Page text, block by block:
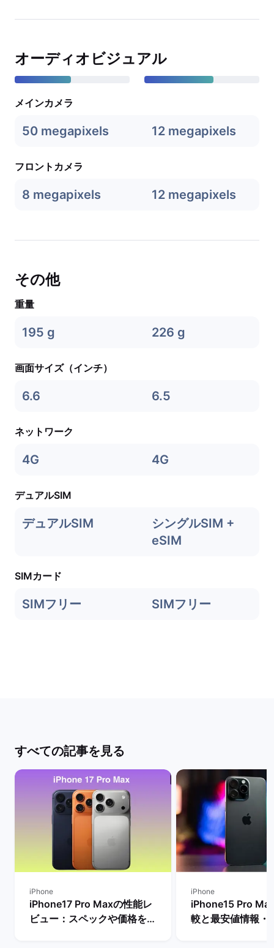
オーディオビジュアル
メインカメラ
50 megapixels 12 megapixels
フロントカメラ
8 megapixels 12 megapixels
その他
重量
195 g 226 g
画面サイズ（インチ）
6.6 6.5
ネットワーク
4G 4G
デュアルSIM
デュアルSIM
シングルSIM +
eSIM
SIMカード
SIMフリー SIMフリー
すべての記事を見る
iPhone
iPhone17 Pro Maxの性能レ
ビュー：スペックや価格を
iPhone
iPhone15 Pro
較と最安値情報・